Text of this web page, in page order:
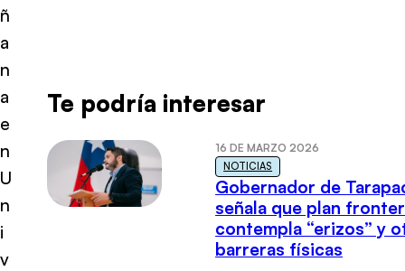
ñ
a
n
a
e
n
U
n
i
v
Te podría interesar
16 DE MARZO 2026
NOTICIAS
Gobernador de
señala que plan
contempla “erizos” y
barreras físicas